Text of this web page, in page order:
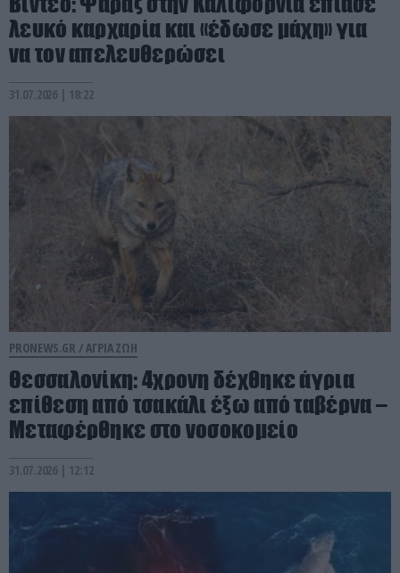
λευκό καρχαρία και «έδωσε μάχη» για
να τον απελευθερώσει
31.07.2026 | 18:22
PRONEWS.GR / ΑΓΡΙΑ ΖΩΗ
Θεσσαλονίκη: 4χρονη δέχθηκε άγρια
επίθεση από τσακάλι έξω από ταβέρνα –
Μεταφέρθηκε στο νοσοκομείο
31.07.2026 | 12:12